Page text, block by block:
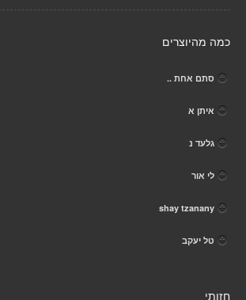
כמה מהיוצרים
סתם אחת ..
איתן א
גלעד נ
לי אור
shay tzanany
טל יעקב
חזותי